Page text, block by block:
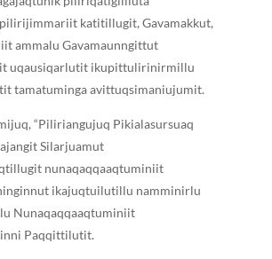
katitillugit, Gavamakkut,
ammalu Gavamaunngittut
uqausiqarlutit ikupittulirinirmillu
tamatuminga avittuqsimaniujumit.
“Piliriangujuq Pikialasursuaq
Silarjuamut
nunaqaqqaaqtuminiit
ikajuqtuilutillu namminirlu
Nunaqaqqaaqtuminiit
Paqqittilutit.